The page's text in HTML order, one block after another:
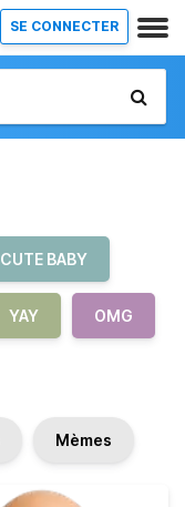
SE CONNECTER
CUTE BABY
YAY OMG
Mèmes